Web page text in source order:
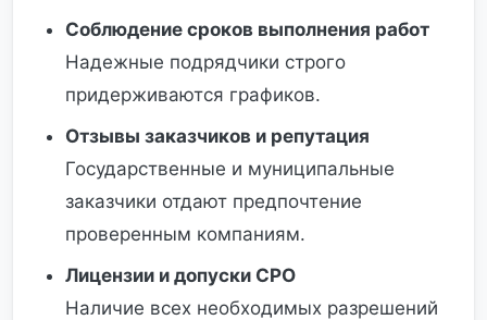
Соблюдение сроков выполнения работ
Надежные подрядчики строго
придерживаются графиков.
Отзывы заказчиков и репутация
Государственные и муниципальные
заказчики отдают предпочтение
проверенным компаниям.
Лицензии и допуски СРО
Наличие всех необходимых разрешений